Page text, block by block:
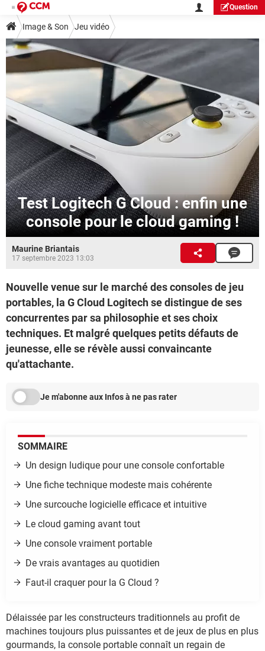
Question
Image & Son Jeu vidéo
Test Logitech G Cloud : enfin une
console pour le cloud gaming !
Maurine Briantais
17 septembre 2023 13:03
Nouvelle venue sur le marché des consoles de jeu
portables, la G Cloud Logitech se distingue de ses
concurrentes par sa philosophie et ses choix
techniques. Et malgré quelques petits défauts de
jeunesse, elle se révèle aussi convaincante
qu'attachante.
Je m'abonne aux Infos à ne pas rater
SOMMAIRE
Un design ludique pour une console confortable
Une fiche technique modeste mais cohérente
Une surcouche logicielle efficace et intuitive
Le cloud gaming avant tout
Une console vraiment portable
De vrais avantages au quotidien
Faut-il craquer pour la G Cloud ?
Délaissée par les constructeurs traditionnels au profit de
machines toujours plus puissantes et de jeux de plus en plus
gourmands, la console portable connaît un regain de